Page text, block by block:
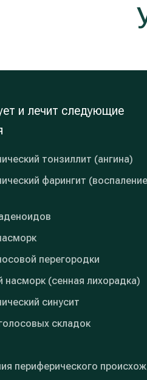
и лечит следующие
тонзиллит (ангина)
фарингит (воспаление
перегородки
насморк (сенная лихорадка)
синусит
складок
периферического